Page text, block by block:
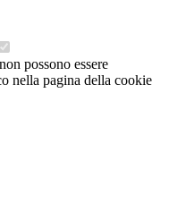
possono essere
nella pagina della cookie